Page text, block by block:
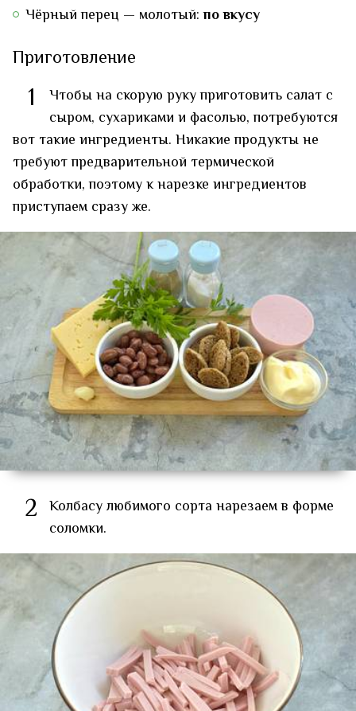
Чёрный перец — молотый:по вкусу
Приготовление
1
Чтобы на скорую руку приготовить салат с
сыром, сухариками и фасолью, потребуются
вот такие ингредиенты. Никакие продукты не
требуют предварительной термической
обработки, поэтому к нарезке ингредиентов
приступаем сразу же.
2 Колбасу любимого сорта нарезаем в форме
соломки.